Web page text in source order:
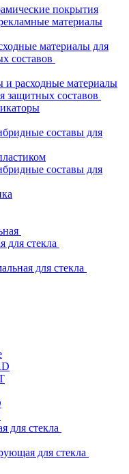
покрытия
материалы
материалы для
составов
и расходные материалы
защитных составов
составы для
составы для
для стекла
для стекла
для стекла
для стекла